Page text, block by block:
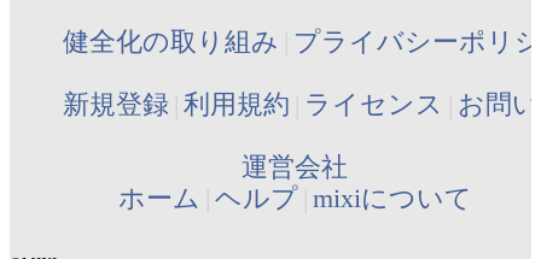
健全化の取り組み プライバシーポリ
新規登録 利用規約 ライセンス お問
運営会社
ホーム ヘルプ mixiについて